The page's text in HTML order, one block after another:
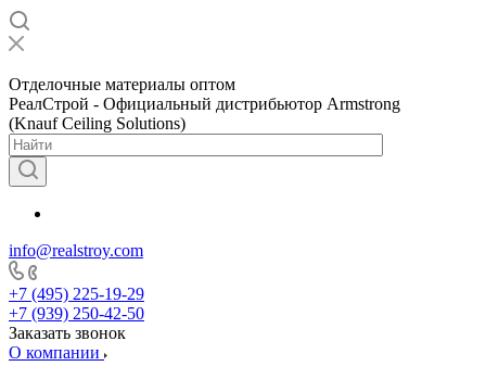
Отделочные материалы оптом
РеалСтрой - Официальный дистрибьютор Armstrong
(Knauf Ceiling Solutions)
info@realstroy.com
+7 (495) 225-19-29
+7 (939) 250-42-50
Заказать звонок
О компании